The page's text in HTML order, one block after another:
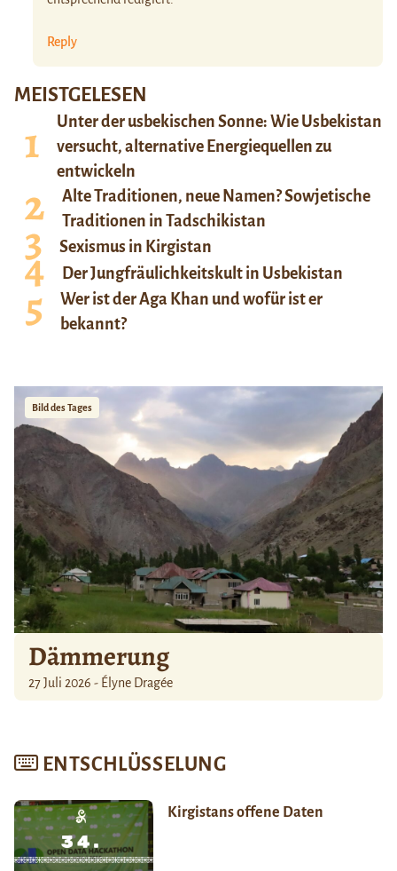
MEISTGELESEN
Unter der usbekischen Sonne: Wie Usbekistan
versucht, alternative Energiequellen zu
entwickeln
Alte Traditionen, neue Namen? Sowjetische
Traditionen in Tadschikistan
Sexismus in Kirgistan
Der Jungfräulichkeitskult in Usbekistan
Wer ist der Aga Khan und wofür ist er
bekannt?
Bild des Tages
Dämmerung
27 Juli 2026 - Élyne Dragée
ENTSCHLÜSSELUNG
Kirgistans offene Daten
Reply